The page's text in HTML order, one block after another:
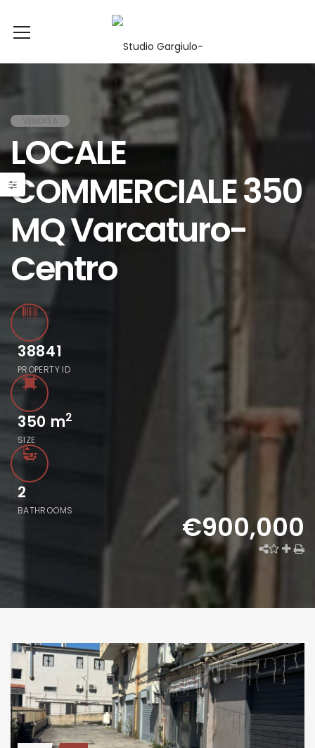
LOCALE
COMMERCIALE 350
MQ Varcaturo-
Centro
38841
PROPERTY ID
350 m2
SIZE
2
BATHROOMS €900,000